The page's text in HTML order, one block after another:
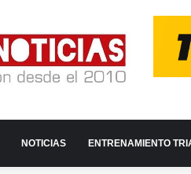
NOTICIAS ENTRENAMIENTO